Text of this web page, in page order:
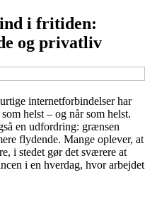
i fritiden:
og privatliv
internetforbindelser har
helst – og når som helst.
en udfordring: grænsen
flydende. Mange oplever, at
i stedet gør det sværere at
i en hverdag, hvor arbejdet